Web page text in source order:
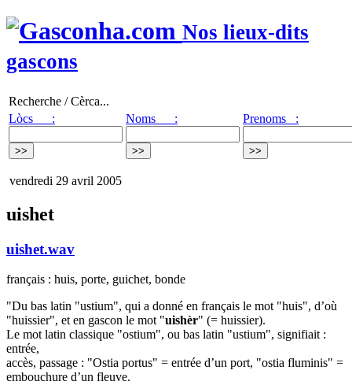
Nos lieux-dits
gascons
Recherche / Cèrca...
Lòcs :
Noms : Prenoms :
vendredi 29 avril 2005
uishet
uishet.wav
français : huis, porte, guichet, bonde
"Du bas latin "ustium", qui a donné en français le mot "huis", d’où
"huissier", et en gascon le mot "uishèr" (= huissier).
Le mot latin classique "ostium", ou bas latin "ustium", signifiait :
entrée,
accès, passage : "Ostia portus" = entrée d’un port, "ostia fluminis" =
embouchure d’un fleuve.